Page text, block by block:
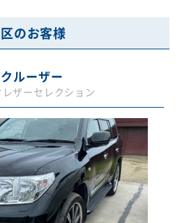
のお客様
ルーザー
ザーセレクション